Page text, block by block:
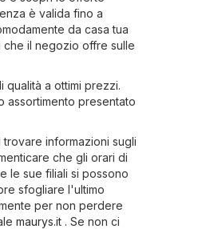
è valida fino a
da casa tua
il negozio offre sulle
a ottimi prezzi.
assortimento presentato
informazioni sugli
che gli orari di
le sue filiali si possono
sfogliare l'ultimo
per non perdere
maurys.it . Se non ci